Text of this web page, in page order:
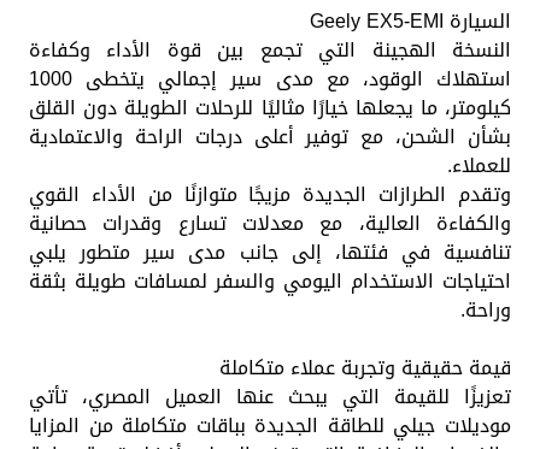
السيارة Geely EX5-EMI
النسخة الهجينة التي تجمع بين قوة الأداء وكفاءة
استهلاك الوقود، مع مدى سير إجمالي يتخطى 1000
كيلومتر، ما يجعلها خيارًا مثاليًا للرحلات الطويلة دون القلق
بشأن الشحن، مع توفير أعلى درجات الراحة والاعتمادية
للعملاء.
وتقدم الطرازات الجديدة مزيجًا متوازنًا من الأداء القوي
والكفاءة العالية، مع معدلات تسارع وقدرات حصانية
تنافسية في فئتها، إلى جانب مدى سير متطور يلبي
احتياجات الاستخدام اليومي والسفر لمسافات طويلة بثقة
وراحة.
قيمة حقيقية وتجربة عملاء متكاملة
تعزيزًا للقيمة التي يبحث عنها العميل المصري، تأتي
موديلات جيلي للطاقة الجديدة بباقات متكاملة من المزايا